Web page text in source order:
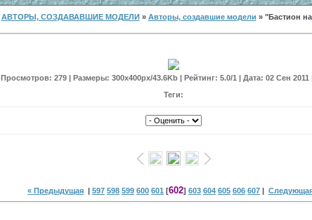
АВТОРЫ, СОЗДАВАВШИЕ МОДЕЛИ» Авторы, создавшие модели » "Бастион
Просмотров: 279 | Размеры: 300x400px/43.6Kb | Рейтинг: 5.0/1 | Дата: 02 Сен 2011
Теги:
« Предыдущая | 597 598 599 600 601 [602] 603 604 605 606 607 |